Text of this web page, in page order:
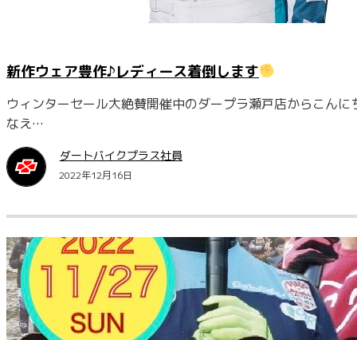
新作ウェア豊作♪レディース着倒します
ウィンターセール大絶賛開催中のダープラ瀬戸店からこん
なえ…
ダートバイクプラス社員
2022年12月16日